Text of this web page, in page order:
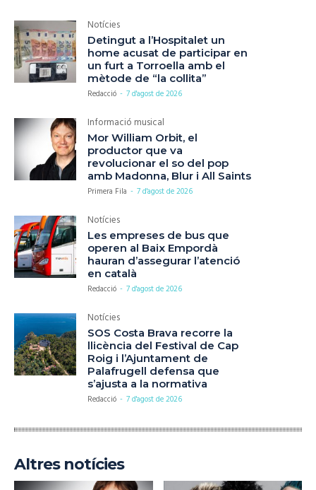
Notícies
Detingut a l’Hospitalet un
home acusat de participar en
un furt a Torroella amb el
mètode de “la collita”
Redacció - 7 d'agost de 2026
Informació musical
Mor William Orbit, el
productor que va
revolucionar el so del pop
amb Madonna, Blur i All Saints
Primera Fila - 7 d'agost de 2026
Notícies
Les empreses de bus que
operen al Baix Empordà
hauran d’assegurar l’atenció
en català
Redacció - 7 d'agost de 2026
Notícies
SOS Costa Brava recorre la
llicència del Festival de Cap
Roig i l’Ajuntament de
Palafrugell defensa que
s’ajusta a la normativa
Redacció - 7 d'agost de 2026
Altres notícies